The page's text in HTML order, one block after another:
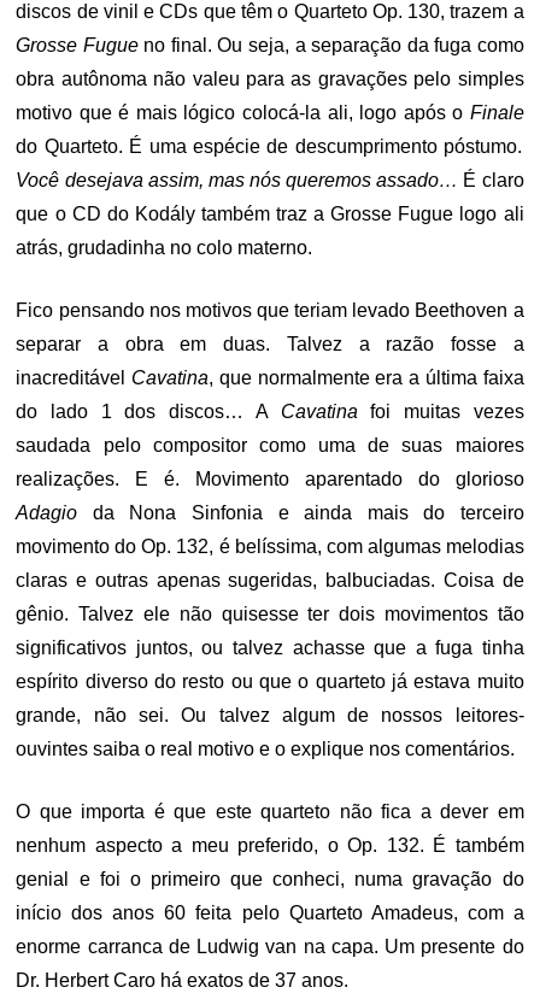
discos de vinil e CDs que têm o Quarteto Op. 130, trazem a
Grosse Fugueno final. Ou seja, a separação da fuga como
obra autônoma não valeu para as gravações pelo simples
motivo que é mais lógico colocá-la ali, logo após o Finale
do Quarteto. É uma espécie de descumprimento póstumo.
Você desejava assim, mas nós queremos assado… É claro
que o CD do Kodály também traz a Grosse Fugue logo ali
atrás, grudadinha no colo materno.
Fico pensando nos motivos que teriam levado Beethoven a
separar a obra em duas. Talvez a razão fosse a
inacreditável Cavatina, que normalmente era a última faixa
do lado 1 dos discos… A Cavatina foi muitas vezes
saudada pelo compositor como uma de suas maiores
realizações. E é. Movimento aparentado do glorioso
Adagio da Nona Sinfonia e ainda mais do terceiro
movimento do Op. 132, é belíssima, com algumas melodias
claras e outras apenas sugeridas, balbuciadas. Coisa de
gênio. Talvez ele não quisesse ter dois movimentos tão
significativos juntos, ou talvez achasse que a fuga tinha
espírito diverso do resto ou que o quarteto já estava muito
grande, não sei. Ou talvez algum de nossos leitores-
ouvintes saiba o real motivo e o explique nos comentários.
O que importa é que este quarteto não fica a dever em
nenhum aspecto a meu preferido, o Op. 132. É também
genial e foi o primeiro que conheci, numa gravação do
início dos anos 60 feita pelo Quarteto Amadeus, com a
enorme carranca de Ludwig van na capa. Um presente do
Dr. Herbert Caro há exatos de 37 anos.